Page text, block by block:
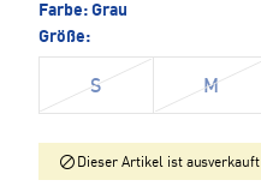
Farbe: Grau
Größe:
S M
Dieser Artikel ist ausverkauft